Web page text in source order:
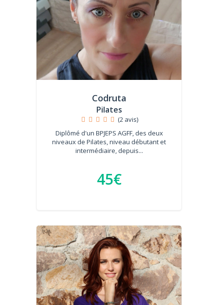
Codruta
Pilates
(2 avis)
Diplômé d'un BPJEPS AGFF, des deux
niveaux de Pilates, niveau débutant et
intermédiaire, depuis...
45€